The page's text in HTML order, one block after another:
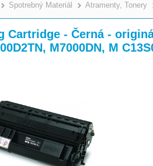
>
Spotrebný Materiál >
Atramenty, Tonery
Cartridge - Černá -
M7000DN, M